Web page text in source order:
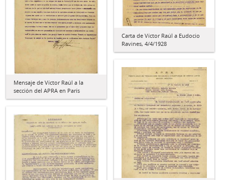
Carta de Víctor Raúl a Eudocio
Ravines, 4/4/1928
Mensaje de Víctor Raúl a la
sección del APRA en París